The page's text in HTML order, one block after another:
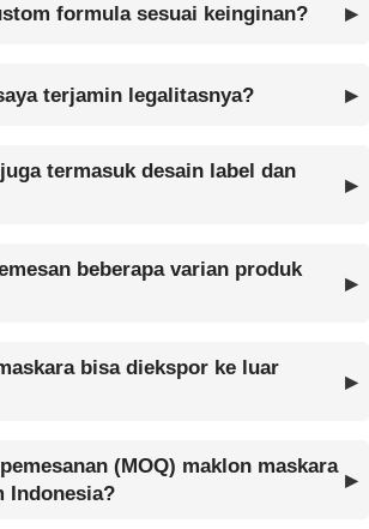
formula sesuai keinginan?
terjamin legalitasnya?
termasuk desain label dan
beberapa varian produk
bisa diekspor ke luar
(MOQ) maklon maskara
Indonesia?